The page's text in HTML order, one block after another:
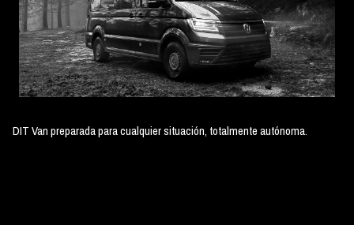
DIT Van preparada para cualquier situación, totalmente autónoma.